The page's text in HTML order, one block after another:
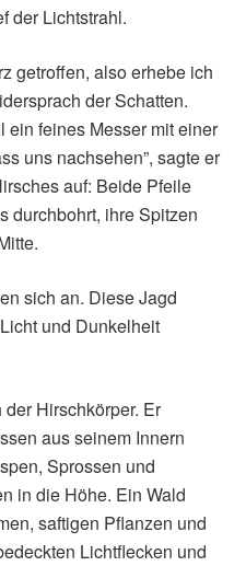
der Lichtstrahl.
getroffen, also erhebe ich
der Schatten.
ein feines Messer mit einer
uns nachsehen”, sagte er
auf: Beide Pfeile
durchbohrt, ihre Spitzen
sich an. Diese Jagd
und Dunkelheit
Hirschkörper. Er
aus seinem Innern
Sprossen und
in die Höhe. Ein Wald
saftigen Pflanzen und
Lichtflecken und